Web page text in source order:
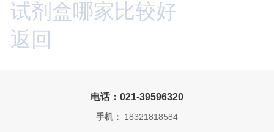
试剂盒哪家比较好
返回
电话：021-39596320
手机： 18321818584